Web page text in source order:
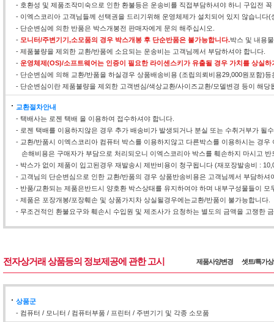
- 호환성 및 제품조작미숙으로 인한 환불등은 운송비를 직접부담하셔야 하니 구입전
- 이엑스코리아 고객님들께 선택권을 드리기위해 운영체제가 설치되어 있지 않습니다
- 단순변심에 의한 반품은 박스개봉전 판매자에게 문의 해주십시오.
- 모니터/주변기기,소모품의 경우 박스개봉 후 단순반품은 불가능합니다.박스 및 내용
- 제품불량을 제외한 교환/반품에 소요되는 운송비는 고객님께서 부담하셔야 합니다.
- 운영체제(OS)/소프트웨어는 인증이 필요한 라이센스키가 유출될 경우 가치를 상실
- 단순변심에 의해 교환/반품을 하실경우 상품배송비용 (조립의뢰비용29,000원포함)
- 단순변심이란 제품불량을 제외한 고객변심/색상교환/사이즈교환/모델변경 등이 해당
교환절차안내
- 택배사는 로젠 택배 을 이용하여 접수하셔야 합니다.
- 로젠 택배를 이용하지않은 경우 추가 배송비가 발생되거나 분실 또는 수취거부가 될
- 교환/반품시 이엑스코리아 컴퓨터 박스를 이용하지않고 다른박스를 이용하시는 경
손해비용은 구매자가 부담으로 처리되오니 이엑스코리아 박스를 훼손하지 마시고
- 박스가 없이 제품이 입고된경우 재발송시 제반비용이 청구됩니다 (재포장발송비 :
- 고객님의 단순변심으로 인한 교환/반품의 경우 상품반송비용은 고객님께서 부담하
- 반품/교환되는 제품은반드시 양호환 박스상태를 유지하여야 하며 내부구성물들이 모
- 제품은 포장개봉/포장훼손 및 상품가지차 상실될경우에는교환/반품이 불가능합니다.
- 무조건적인 환불요구와 훼손시 수입원 및 제조사가 요청하는 별도의 금액을 고쟁한
전자상거래 상품등의 정보제공에 관한 고시 제품사양변경 셋트/특가
상품군
- 컴퓨터 / 모니터 / 컴퓨터부품 / 프린터 / 주변기기 및 각종 소모품